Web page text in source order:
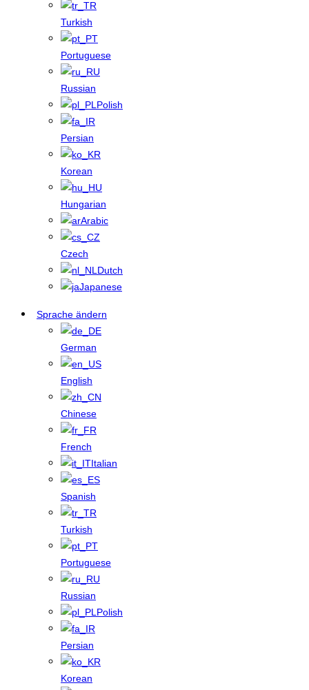
Turkish
Portuguese
Russian
Polish
Persian
Korean
Hungarian
Arabic
Czech
Dutch
Japanese
Sprache ändern
German
English
Chinese
French
Italian
Spanish
Turkish
Portuguese
Russian
Polish
Persian
Korean